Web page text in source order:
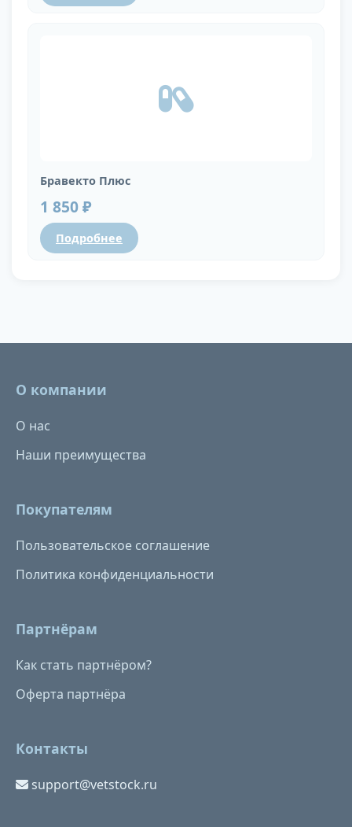
Бравекто Плюс
1 850 ₽
Подробнее
О компании
О нас
Наши преимущества
Покупателям
Пользовательское соглашение
Политика конфиденциальности
Партнёрам
Как стать партнёром?
Оферта партнёра
Контакты
support@vetstock.ru